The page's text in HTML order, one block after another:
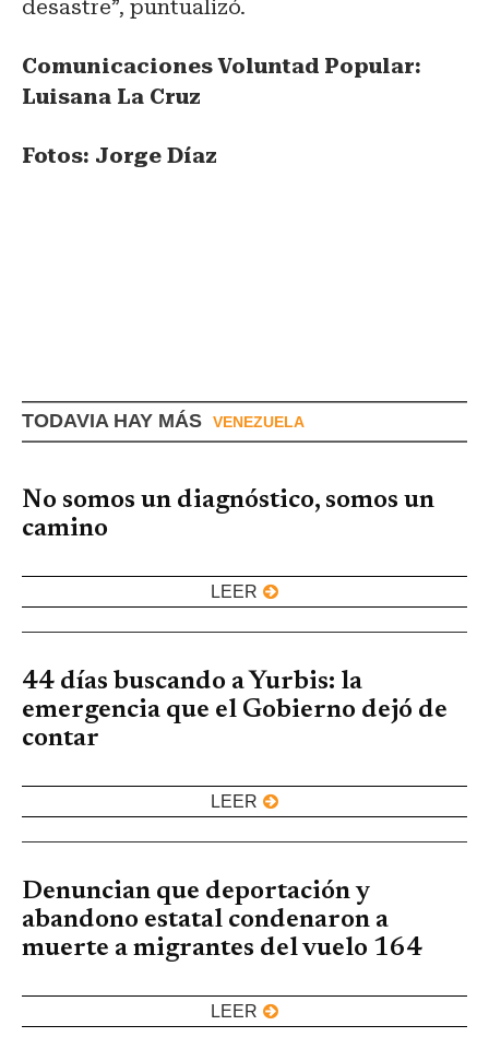
desastre”, puntualizó.
Comunicaciones Voluntad Popular:
Luisana La Cruz
Fotos: Jorge Díaz
TODAVIA HAY MÁS VENEZUELA
No somos un diagnóstico, somos un
camino
LEER
44 días buscando a Yurbis: la
emergencia que el Gobierno dejó de
contar
LEER
Denuncian que deportación y
abandono estatal condenaron a
muerte a migrantes del vuelo 164
LEER